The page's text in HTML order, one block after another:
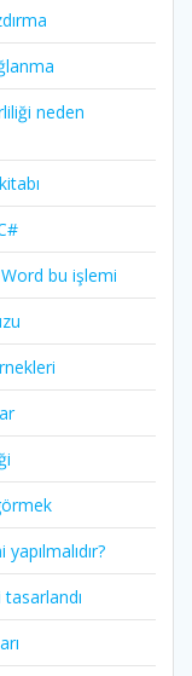
neden
bu işlemi